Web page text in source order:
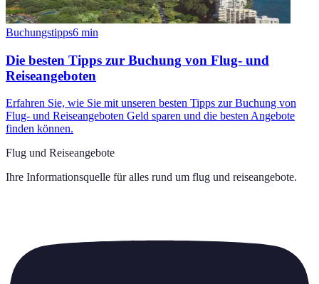
Buchungstipps6 min
Die besten Tipps zur Buchung von Flug- und
Reiseangeboten
Erfahren Sie, wie Sie mit unseren besten Tipps zur Buchung von
Flug- und Reiseangeboten Geld sparen und die besten Angebote
finden können.
Flug und Reiseangebote
Ihre Informationsquelle für alles rund um flug und reiseangebote.